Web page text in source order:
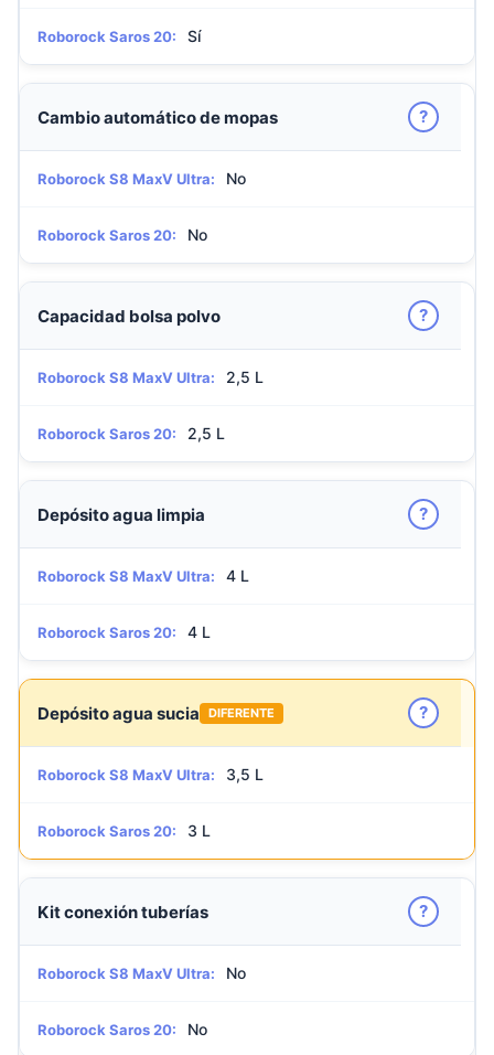
Roborock Saros 20: Sí
Cambio automático de mopas ?
Roborock S8 MaxV Ultra: No
Roborock Saros 20: No
Capacidad bolsa polvo ?
Roborock S8 MaxV Ultra: 2,5 L
Roborock Saros 20: 2,5 L
Depósito agua limpia ?
Roborock S8 MaxV Ultra: 4 L
Roborock Saros 20: 4 L
Depósito agua sucia DIFERENTE ?
Roborock S8 MaxV Ultra: 3,5 L
Roborock Saros 20: 3 L
Kit conexión tuberías ?
Roborock S8 MaxV Ultra: No
Roborock Saros 20: No